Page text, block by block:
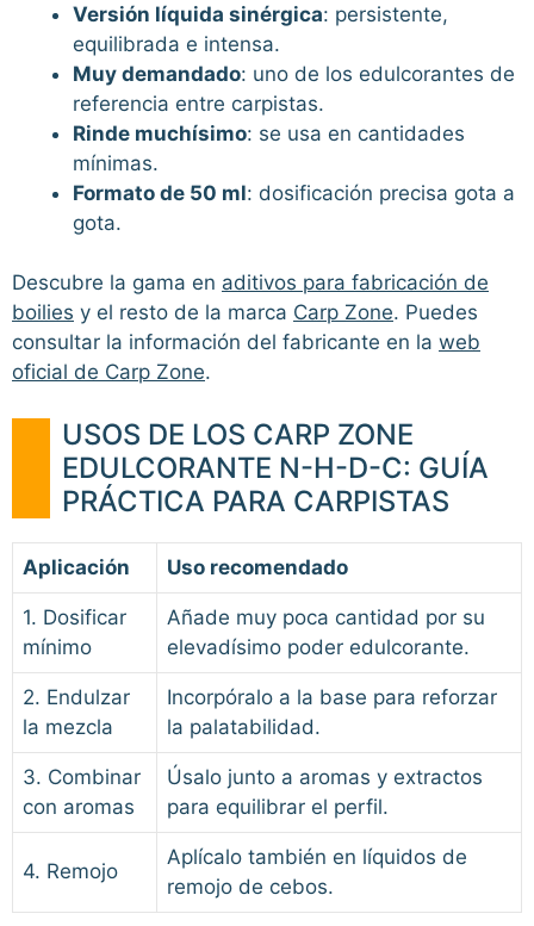
Versión líquida sinérgica: persistente,
equilibrada e intensa.
Muy demandado: uno de los edulcorantes de
referencia entre carpistas.
Rinde muchísimo: se usa en cantidades
mínimas.
Formato de 50 ml: dosificación precisa gota a
gota.
Descubre la gama en aditivos para fabricación de
boilies y el resto de la marca Carp Zone. Puedes
consultar la información del fabricante en la web
oficial de Carp Zone.
USOS DE LOS CARP ZONE
EDULCORANTE N-H-D-C: GUÍA
PRÁCTICA PARA CARPISTAS
Aplicación Uso recomendado
1. Dosificar
mínimo
Añade muy poca cantidad por su
elevadísimo poder edulcorante.
2. Endulzar
la mezcla
Incorpóralo a la base para reforzar
la palatabilidad.
3. Combinar
con aromas
Úsalo junto a aromas y extractos
para equilibrar el perfil.
4. Remojo
Aplícalo también en líquidos de
remojo de cebos.